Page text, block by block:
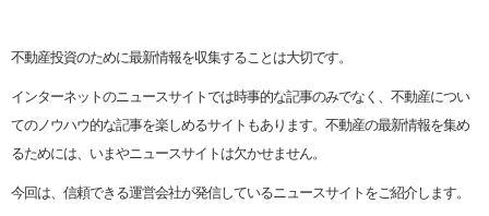
不動産投資のために最新情報を収集することは大切です。
インターネットのニュースサイトでは時事的な記事のみでなく、不動産につい
てのノウハウ的な記事を楽しめるサイトもあります。不動産の最新情報を集め
るためには、いまやニュースサイトは欠かせません。
今回は、信頼できる運営会社が発信しているニュースサイトをご紹介します。